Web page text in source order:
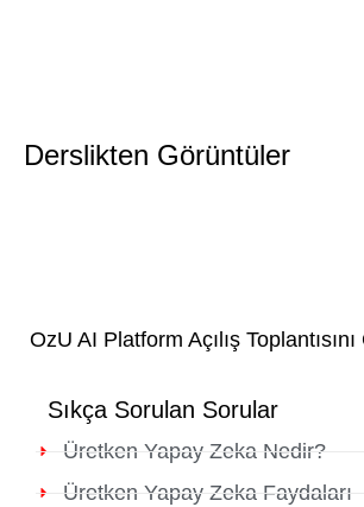
Derslikten Görüntüler
OzU AI Platform Açılış
Sıkça Sorulan Sorular
Üretken Yapay Zeka Nedir?
Üretken Yapay Zeka Faydaları